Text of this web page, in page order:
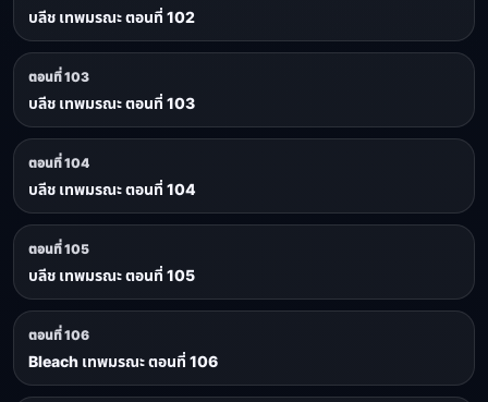
บลีช เทพมรณะ ตอนที่ 102
ตอนที่ 103
บลีช เทพมรณะ ตอนที่ 103
ตอนที่ 104
บลีช เทพมรณะ ตอนที่ 104
ตอนที่ 105
บลีช เทพมรณะ ตอนที่ 105
ตอนที่ 106
Bleach เทพมรณะ ตอนที่ 106